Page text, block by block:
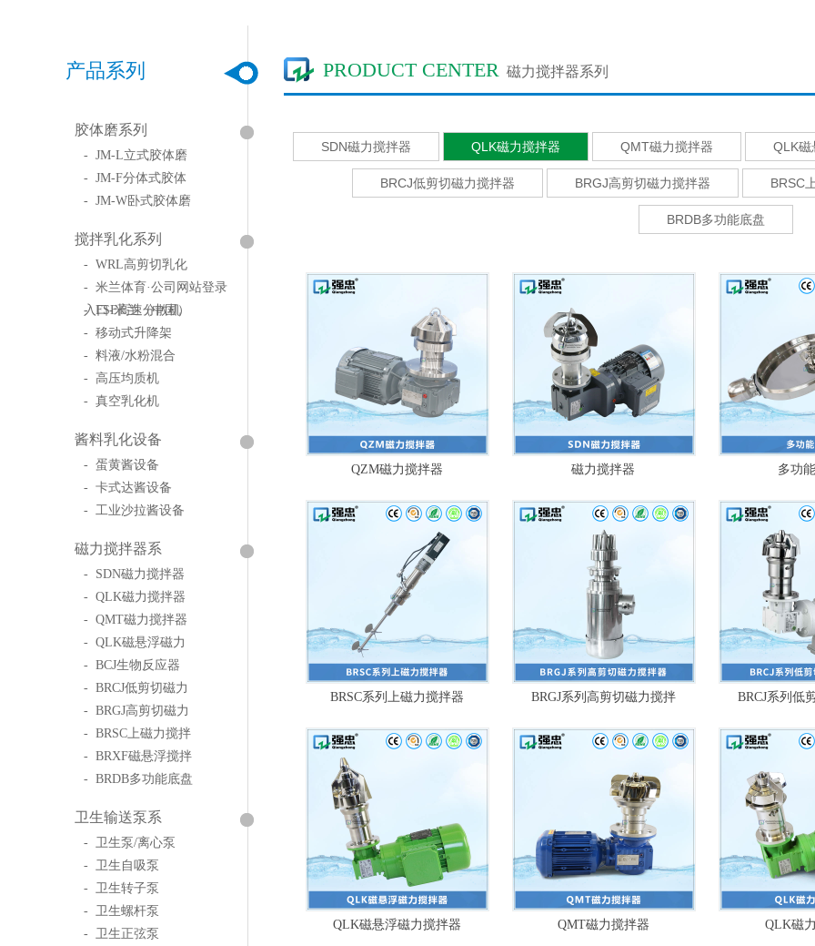
产品系列
胶体磨系列
- JM-L立式胶体磨
- JM-F分体式胶体
- JM-W卧式胶体磨
搅拌乳化系列
- WRL高剪切乳化
- 米兰体育·公司网站登录
入口-米兰（中国）
- FSF高速分散机
- 移动式升降架
- 料液/水粉混合
- 高压均质机
- 真空乳化机
酱料乳化设备
- 蛋黄酱设备
- 卡式达酱设备
- 工业沙拉酱设备
磁力搅拌器系
- SDN磁力搅拌器
- QLK磁力搅拌器
- QMT磁力搅拌器
- QLK磁悬浮磁力
- BCJ生物反应器
- BRCJ低剪切磁力
- BRGJ高剪切磁力
- BRSC上磁力搅拌
- BRXF磁悬浮搅拌
- BRDB多功能底盘
卫生输送泵系
- 卫生泵/离心泵
- 卫生自吸泵
- 卫生转子泵
- 卫生螺杆泵
- 卫生正弦泵
PRODUCT CENTER 磁力搅拌器系列
SDN磁力搅拌器 QLK磁力搅拌器 QMT磁力搅拌器 QLK磁
BRCJ低剪切磁力搅拌器 BRGJ高剪切磁力搅拌器 BRSC
BRDB多功能底盘
QZM磁力搅拌器 磁力搅拌器 多功
BRSC系列上磁力搅拌器 BRGJ系列高剪切磁力搅拌 BRCJ系列低
QLK磁悬浮磁力搅拌器 QMT磁力搅拌器 QLK磁